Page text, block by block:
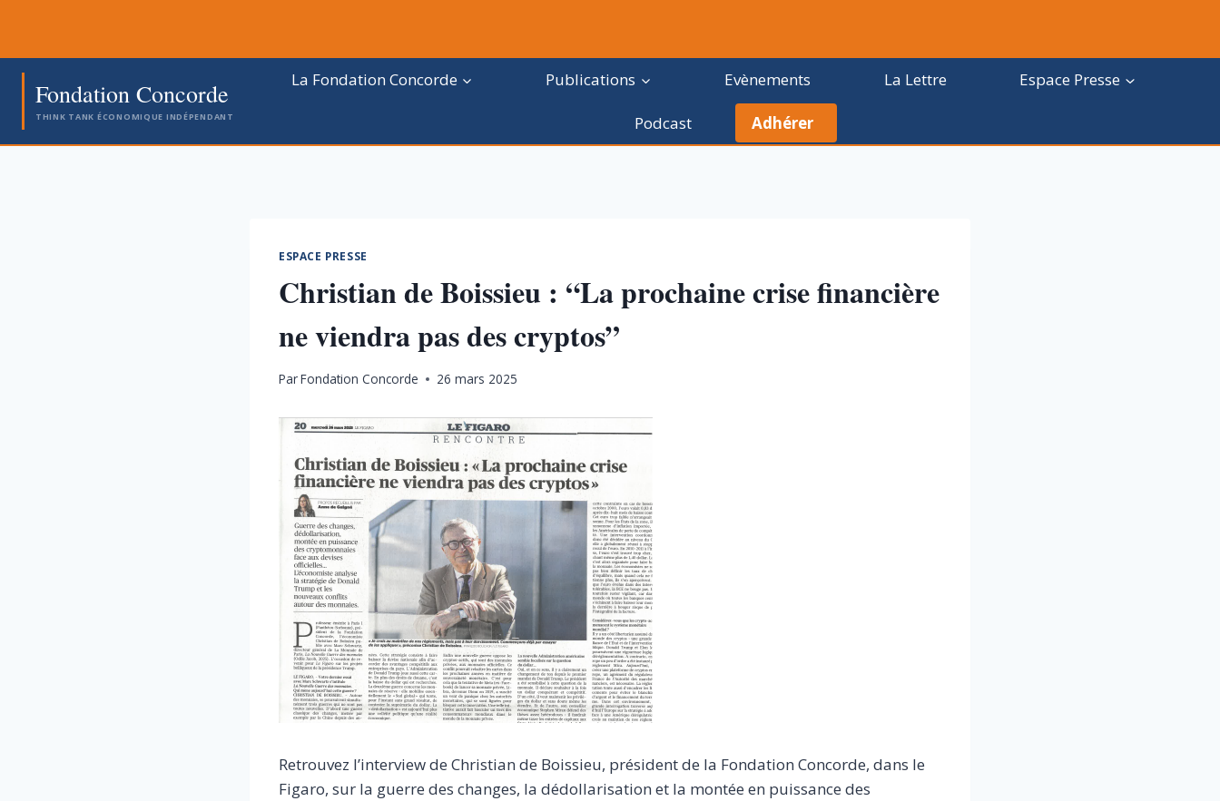
contenu
Fondation Concorde
THINK TANK ÉCONOMIQUE INDÉPENDANT
La Fondation Concorde Publications Evènements La Lettre Espace Presse
Podcast Adhérer
ESPACE PRESSE
Christian de Boissieu : “La prochaine crise financière
ne viendra pas des cryptos”
ParFondation Concorde 26 mars 2025
Retrouvez l’interview de Christian de Boissieu, président de la Fondation Concorde, dans le
Figaro, sur la guerre des changes, la dédollarisation et la montée en puissance des